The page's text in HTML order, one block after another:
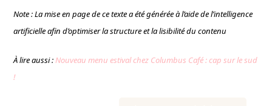
Note : La mise en page de ce texte a été générée à l’aide de l’intelligence
artificielle afin d’optimiser la structure et la lisibilité du contenu
À lire aussi :Nouveau menu estival chez Columbus Café : cap sur le sud
!